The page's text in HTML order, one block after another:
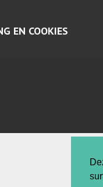
EN COOKIES